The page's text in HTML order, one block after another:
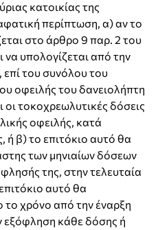
κατοικίας της
περίπτωση, α) αν το
στο άρθρο 9 παρ. 2 του
υπολογίζεται από την
επί του συνόλου του
οφειλής του δανειολήπτη
οι τοκοχρεωλυτικές δόσεις
οφειλής, κατά
ή β) το επιτόκιο αυτό θα
των μηνιαίων δόσεων
της, στην τελευταία
αυτό θα
το χρόνο από την έναρξη
εξόφληση κάθε δόσης ή